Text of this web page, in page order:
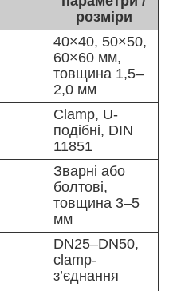
розміри
40×40, 50×50,
60×60 мм,
товщина 1,5–
2,0 мм
Clamp, U-
подібні, DIN
11851
Зварні або
болтові,
товщина 3–5
мм
DN25–DN50,
clamp-
з’єднання